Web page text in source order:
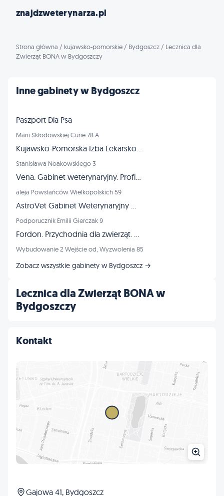
znajdzweterynarza.pl
Strona główna / kujawsko-pomorskie / Bydgoszcz / Lecznica dla
Zwierząt BONA w Bydgoszczy
Lecznica dla Zwierząt BONA w
Bydgoszczy
Kontakt
Gajowa 41, Bydgoszcz
Inne gabinety w Bydgoszcz
Paszport Dla Psa
Marii Skłodowskiej Curie 78 A
Kujawsko-Pomorska Izba Lekarsko-Weterynaryjna
Stanisława Noakowskiego 3
Vena. Gabinet weterynaryjny. Profilaktyka, lecznictwo. Kuziel-Zawalich L., lek. wet.
aleja Powstańców Wielkopolskich 59
AstroVet Gabinet Weterynaryjny Marta Jaroczyńska
Podporucznik Emilii Gierczak 9
Fordon. Przychodnia dla zwierząt. Gryń Eugeniusz
Wybudowanie 2 Wejście od, Wyzwolenia 85
Zobacz wszystkie gabinety w Bydgoszcz →